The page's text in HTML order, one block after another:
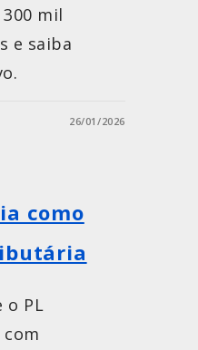
mil
e saiba
26/01/2026
como
o PL